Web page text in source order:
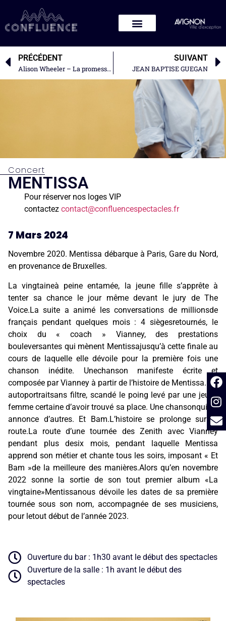
PRÉCÉDENT
Alison Wheeler – La promesse d’un soir
SUIVANT
JEAN BAPTISE GUEGAN
Concert
MENTISSA
Pour réserver nos loges VIP
contactez contact@confluencespectacles.fr
7 Mars 2024
Novembre 2020. Mentissa débarque à Paris, Gare du Nord,
en provenance de Bruxelles.
La vingtaineà peine entamée, la jeune fille s’apprête à
tenter sa chance le jour même devant le jury de The
Voice.La suite a animé les conversations de millionsde
français pendant quelques mois : 4 siègesretournés, le
choix du « coach » Vianney, des prestations
bouleversantes qui mènent Mentissajusqu’à cette finale au
cours de laquelle elle dévoile pour la première fois une
chanson inédite. Unechanson manifeste écrite et
composée par Vianney à partir de l’histoire de Mentissa. Un
autoportraitsans filtre, scandé le poing levé par une jeune
femme certaine d’avoir trouvé sa place. Une chansonqui en
annonce d’autres. Et Bam.L’histoire se prolonge sur la
route.La route d’une tournée des Zenith avec Vianney
pendant plus desix mois, pendant laquelle Mentissa
apprend son métier et chante tous les soirs, imposant « Et
Bam »de la meilleure des manières.Alors qu’en novembre
2022 sonne la sortie de son tout premier album «La
vingtaine»Mentissanous dévoile les dates de sa première
tournée sous son nom, accompagnée de ses musiciens,
pour letout début de l’année 2023.
Ouverture du bar : 1h30 avant le début des spectacles
Ouverture de la salle : 1h avant le début des
spectacles